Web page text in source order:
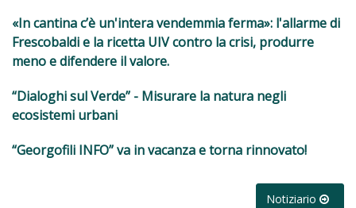
«In cantina c’è un'intera vendemmia ferma»: l'allarme di
Frescobaldi e la ricetta UIV contro la crisi, produrre
meno e difendere il valore.
“Dialoghi sul Verde” - Misurare la natura negli
ecosistemi urbani
“Georgofili INFO” va in vacanza e torna rinnovato!
Notiziario